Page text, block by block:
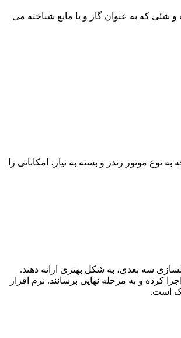
شئی که به عنوان گاز و یا مایع شناخته می
موتور رندر و بسته به نیاز، امکاناتی را
سه بعدی، به شکل بهتری ارائه دهند.
کرده و به مرحله نهایی برسانند. نرم افزار
است.